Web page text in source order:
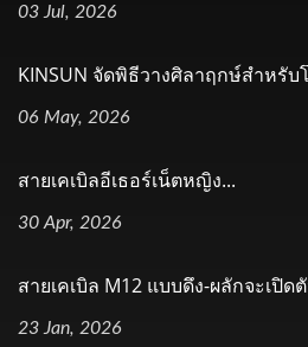
03 Jul, 2026
KINSUN จัดพิธีวางศิลาฤกษ์สำหรับ
06 May, 2026
สายเคเบิลอีเธอร์เน็ตหญิง...
30 Apr, 2026
สายเคเบิล M12 แบบดึง-ผลักจะเปิ
23 Jan, 2026